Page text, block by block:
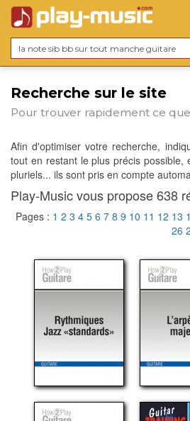
Recherche sur le site
Pour trouver rapidement ce
Afin d'optimiser votre recherche,
tout en restant le plus précis
pluriels... ils sont pris en compte
Play-Music vous propose 638
Pages : 1 2 3 4 5 6 7 8 9 10 11 12 13
26